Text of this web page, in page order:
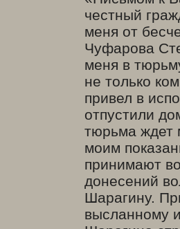
честный
меня от
Чуфарова
меня в
не только
привел в
отпустили
тюрьма ждет
моим
принимают
донесений
Шарагину.
высланному